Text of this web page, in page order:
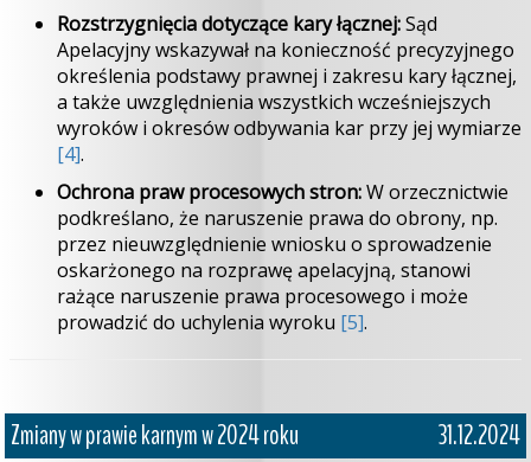
Rozstrzygnięcia dotyczące kary łącznej:Sąd
Apelacyjny wskazywał na konieczność precyzyjnego
określenia podstawy prawnej i zakresu kary łącznej,
a także uwzględnienia wszystkich wcześniejszych
wyroków i okresów odbywania kar przy jej wymiarze
[4].
Ochrona praw procesowych stron:W orzecznictwie
podkreślano, że naruszenie prawa do obrony, np.
przez nieuwzględnienie wniosku o sprowadzenie
oskarżonego na rozprawę apelacyjną, stanowi
rażące naruszenie prawa procesowego i może
prowadzić do uchylenia wyroku [5].
Zmiany w prawie karnym w 2024 roku 31.12.2024